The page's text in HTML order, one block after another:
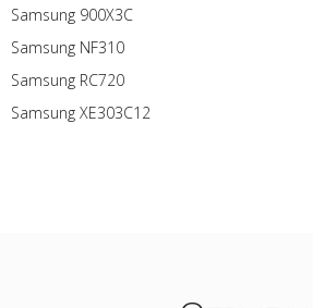
Samsung 900X3C
Samsung NF310
Samsung RC720
Samsung XE303C12